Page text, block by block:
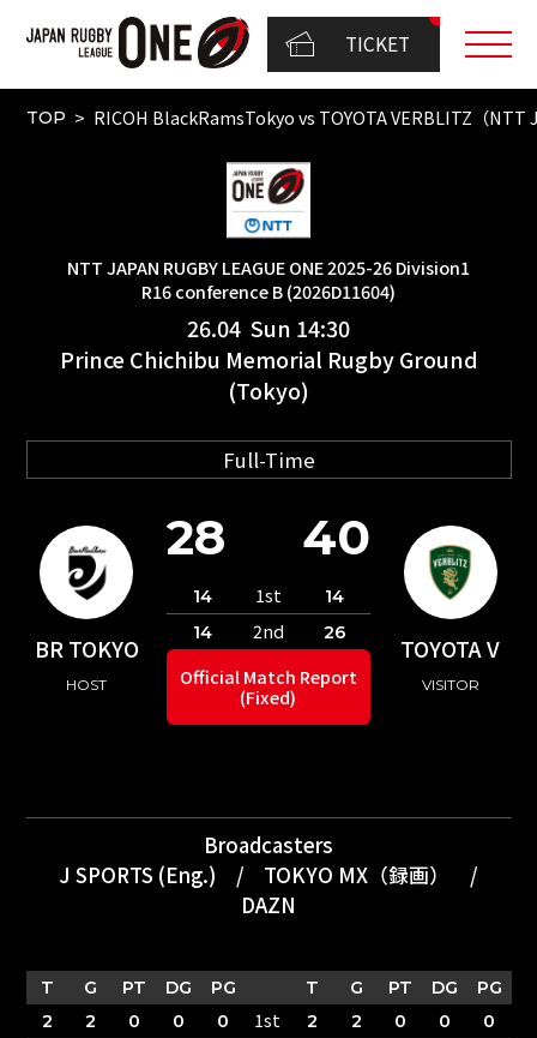
TICKET
TOP RICOH BlackRamsTokyo vs TOYOTA VERBLITZ（NTT
NTT JAPAN RUGBY LEAGUE ONE 2025-26 Division1
R16 conference B (2026D11604)
26.04 Sun 14:30
Prince Chichibu Memorial Rugby Ground
(Tokyo)
Full-Time
BR TOKYO
HOST
TOYOTA V
VISITOR
28 40
14 1st
14
14
2nd 26
Official Match Report
(Fixed)
Broadcasters
J SPORTS (Eng.)
/ TOKYO MX（録画）
/
DAZN
T G PT DG PG T G PT DG
PG
2
2 0 0 0 1st 2 2 0 0
0